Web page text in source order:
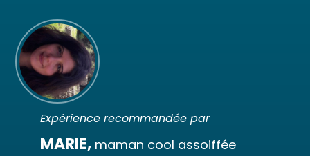
Expérience recommandée par
MARIE,maman cool assoiffée